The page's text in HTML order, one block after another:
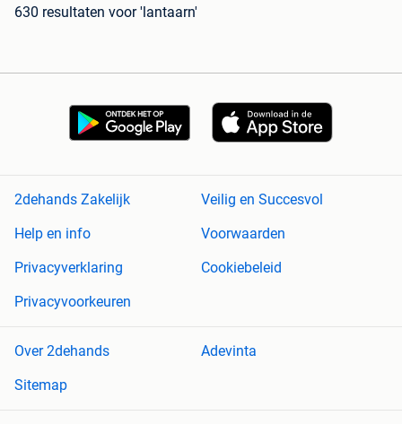
630 resultaten voor 'lantaarn'
2dehands Zakelijk
Veilig en Succesvol
Help en info
Voorwaarden
Privacyverklaring
Cookiebeleid
Privacyvoorkeuren
Over 2dehands
Adevinta
Sitemap